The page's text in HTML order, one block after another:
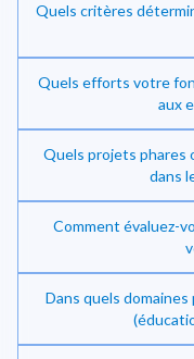
Investir dans la
Quels critères
Quels efforts votre
aux
Quels projets phares
dans
Comment évaluez-
Dans quels